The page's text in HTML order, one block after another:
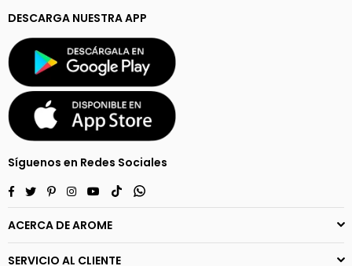
DESCARGA NUESTRA APP
Síguenos en Redes Sociales
Facebook
TwitterPinterestInstagramYouTube
TikTokWhatsapp
ACERCA DE AROME
SERVICIO AL CLIENTE